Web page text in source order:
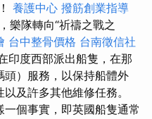
養護中心 撥筋創業指導
樂隊轉向“祈禱之戰之
台中整骨價格 台南徵信社
印度西部派出船隻，在那
）服務，以保持船體外
及許多其他維修任務。
個事實，即英國船隻通常